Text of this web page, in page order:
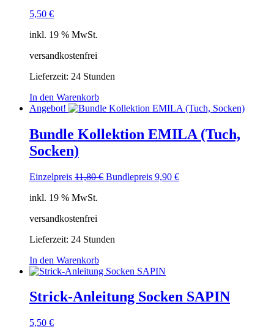
5,50 €
inkl. 19 % MwSt.
versandkostenfrei
Lieferzeit: 24 Stunden
In den Warenkorb
Angebot!
Bundle Kollektion EMILA (Tuch,
Socken)
Einzelpreis 11,80€ Ursprünglicher
Bundlepreis 9,90 €Aktueller
inkl. 19 % MwSt.
versandkostenfrei
Lieferzeit: 24 Stunden
In den Warenkorb
Strick-Anleitung Socken SAPIN
5,50 €